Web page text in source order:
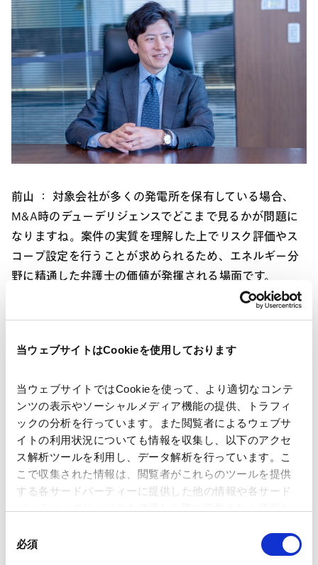
当ウェブサイトはCookieを使用しております
当ウェブサイトではCookieを使って、より適切なコンテ
ンツの表示やソーシャルメディア機能の提供、トラフィ
ックの分析を行っています。また閲覧者によるウェブサ
イトの利用状況についても情報を収集し、以下のアクセ
ス解析ツールを利用し、データ解析を行っています。こ
こで収集された情報は、閲覧者がこれらのツールを提供
する各サードパーティーに提供した他の情報や各サード
ことがあります。
必須
前山 ： 対象会社が多くの発電所を保有している場合、
M&A時のデューデリジェンスでどこまで見るかが問題に
なりますね。案件の実質を理解した上でリスク評価やス
コープ設定を行うことが求められるため、エネルギー分
野に精通した弁護士の価値が発揮される場面です。
髙橋 ：デューデリジェンスの手法も技術や案件タイプに
た知見があるため、ある程度リスク感が共有されてお
すいです。一方で、風力や蓄電池はまだ案件数が少ない
ため、同じようなアプローチは難しいと思います。
横井 ：投資主体によっても今後の動向は異なります。イ
ンフラファンドはエグジット前提で投資しているため、
今後もどこかの段階で売却に向けた動きをとることにな
業者による洋上風力分野での合弁会社設立のように、戦
略的提携を通じて規模を拡大する動きも、今後の市場環